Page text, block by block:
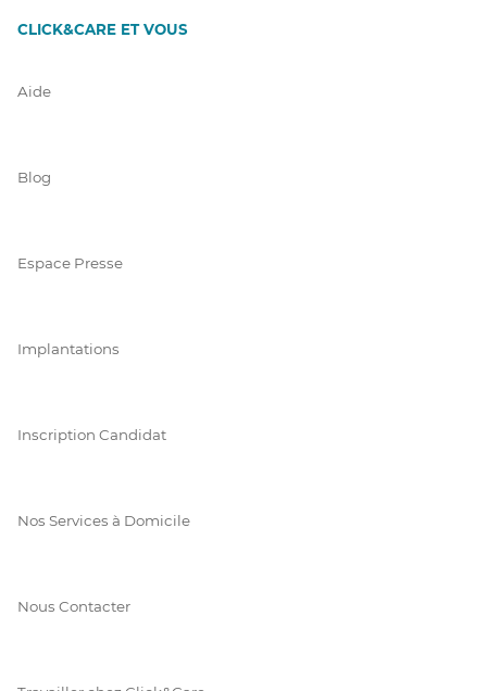
CLICK&CARE ET VOUS
Aide
Blog
Espace Presse
Implantations
Inscription Candidat
Nos Services à Domicile
Nous Contacter